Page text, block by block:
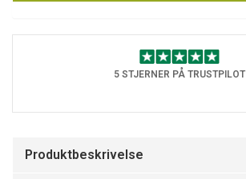
5 STJERNER PÅ TRUSTPILOT
Produktbeskrivelse